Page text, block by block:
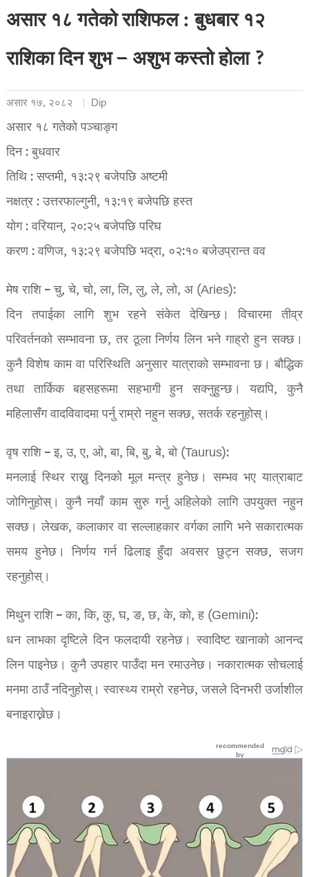
असार १८ गतेको राशिफल : बुधबार १२
राशिका दिन शुभ – अशुभ कस्तो होला ?
असार १७, २०८२ Dip
असार १८ गतेको पञ्चाङ्ग
दिन : बुधवार
तिथि : सप्तमी, १३:२९ बजेपछि अष्टमी
नक्षत्र : उत्तरफाल्गुनी, १३:१९ बजेपछि हस्त
योग : वरियान्, २०:२५ बजेपछि परिघ
करण : वणिज, १३:२९ बजेपछि भद्रा, ०२:१० बजेउप्रान्त वव
मेष राशि – चु, चे, चो, ला, लि, लु, ले, लो, अ (Aries):
दिन तपाईका लागि शुभ रहने संकेत देखिन्छ। विचारमा तीव्र
परिवर्तनको सम्भावना छ, तर ठूला निर्णय लिन भने गाह्रो हुन सक्छ।
कुनै विशेष काम वा परिस्थिति अनुसार यात्राको सम्भावना छ। बौद्धिक
तथा तार्किक बहसहरूमा सहभागी हुन सक्नुहुन्छ। यद्यपि, कुनै
महिलासँग वादविवादमा पर्नु राम्रो नहुन सक्छ, सतर्क रहनुहोस्।
वृष राशि – इ, उ, ए, ओ, बा, बि, बु, बे, बो (Taurus):
मनलाई स्थिर राख्नु दिनको मूल मन्त्र हुनेछ। सम्भव भए यात्राबाट
जोगिनुहोस्। कुनै नयाँ काम सुरु गर्नु अहिलेको लागि उपयुक्त नहुन
सक्छ। लेखक, कलाकार वा सल्लाहकार वर्गका लागि भने सकारात्मक
समय हुनेछ। निर्णय गर्न ढिलाइ हुँदा अवसर छुट्न सक्छ, सजग
रहनुहोस्।
मिथुन राशि – का, कि, कु, घ, ङ, छ, के, को, ह (Gemini):
धन लाभका दृष्टिले दिन फलदायी रहनेछ। स्वादिष्ट खानाको आनन्द
लिन पाइनेछ। कुनै उपहार पाउँदा मन रमाउनेछ। नकारात्मक सोचलाई
मनमा ठाउँ नदिनुहोस्। स्वास्थ्य राम्रो रहनेछ, जसले दिनभरी उर्जाशील
बनाइराख्नेछ।